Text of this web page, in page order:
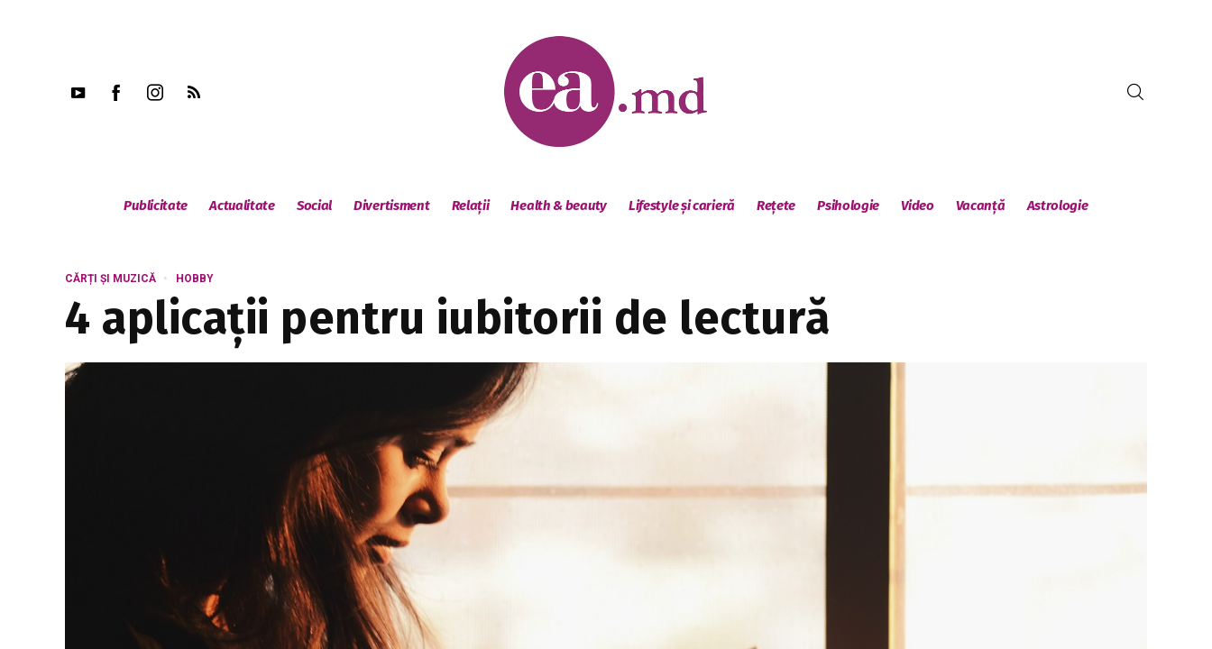
Publicitate Actualitate Social Divertisment Relații Health & beauty Lifestyle și carieră Rețete Psihologie Video Vacanță Astrologie
CĂRȚI ȘI MUZICĂ HOBBY
4 aplicații pentru iubitorii de lectură